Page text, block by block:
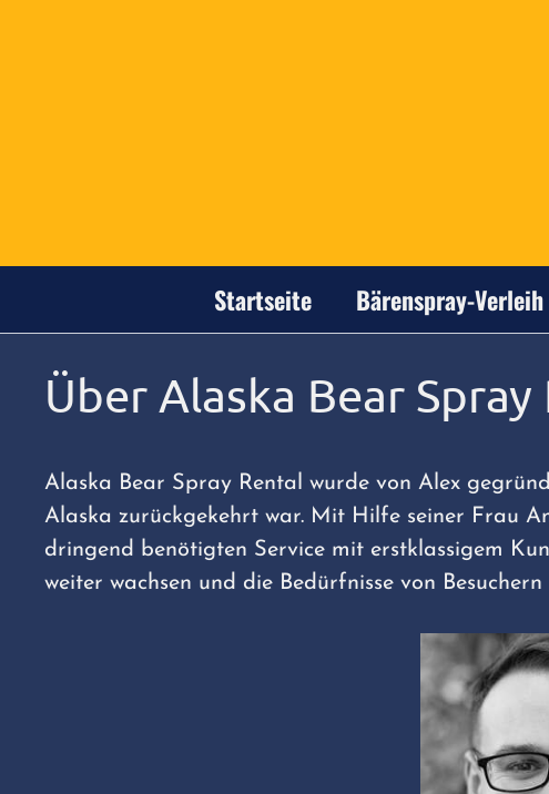
Startseite Bärenspray-Verleih
Über Alaska Bear
Alaska Bear Spray Rental wurde von Alex
Alaska zurückgekehrt war. Mit Hilfe seiner Frau
dringend benötigten Service mit erstklassigem
weiter wachsen und die Bedürfnisse von